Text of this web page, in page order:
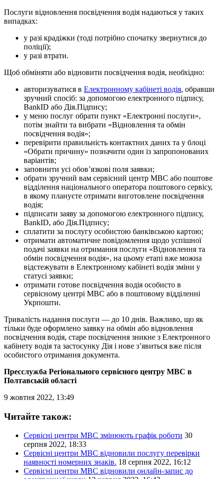
Послуги відновлення посвідчення водія надаються у таких
випадках:
у разі крадіжки (тоді потрібно спочатку звернутися до
поліції);
у разі втрати.
Щоб обміняти або відновити посвідчення водія, необхідно:
авторизуватися в Електронному кабінеті водія, обравши
зручний спосіб: за допомогою електронного підпису,
BankID або Дія.Підпису;
у меню послуг обрати пункт «Електронні послуги»,
потім знайти та вибрати «Відновлення та обмін
посвідчення водія»;
перевірити правильність контактних даних та у блоці
«Обрати причину» позначити один із запропонованих
варіантів;
заповнити усі обов’язкові поля заявки;
обрати зручний вам сервісний центр МВС або поштове
відділення національного оператора поштового сервісу,
в якому плануєте отримати виготовлене посвідчення
водія;
підписати заяву за допомогою електронного підпису,
BankID, або Дія.Підпису;
сплатити за послугу особистою банківською картою;
отримати автоматичне повідомлення щодо успішної
подачі заявки на отримання послуги «Відновлення та
обмін посвідчення водія», на цьому етапі вже можна
відстежувати в Електронному кабінеті водія зміни у
статусі заявки;
отримати готове посвідчення водія особисто в
сервісному центрі МВС або в поштовому відділенні
Укрпошти.
Тривалість надання послуги — до 10 днів. Важливо, що як
тільки буде оформлено заявку на обмін або відновлення
посвідчення водія, старе посвідчення зникне з Електронного
кабінету водія та застосунку Дія і нове з’явиться вже після
особистого отримання документа.
Пресслужба Регіонального сервісного центру МВС в
Полтавській області
9 жовтня 2022, 13:49
Читайте також:
Сервісні центри МВС змінюють графік роботи 30
серпня 2022, 18:33
Сервісні центри МВС відновили послугу перевірки
наявності номерних знаків. 18 серпня 2022, 16:12
Сервісні центри МВС відновили онлайн-запис до